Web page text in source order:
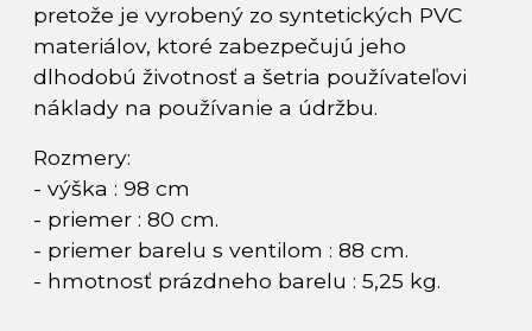
pretože je vyrobený zo syntetických PVC
materiálov, ktoré zabezpečujú jeho
dlhodobú životnosť a šetria používateľovi
náklady na používanie a údržbu.
Rozmery:
- výška : 98 cm
- priemer : 80 cm.
- priemer barelu s ventilom : 88 cm.
- hmotnosť prázdneho barelu : 5,25 kg.